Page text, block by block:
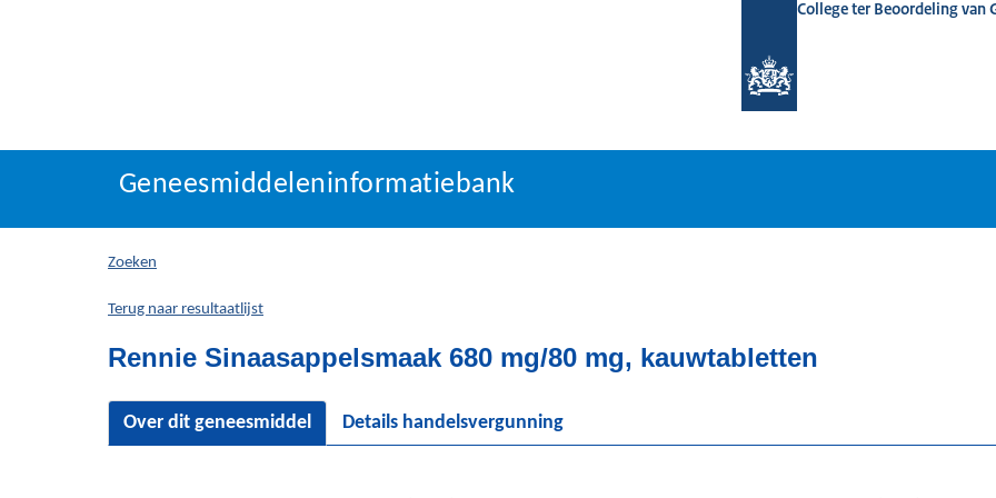
College ter Beoordeling van
Geneesmiddeleninformatiebank
U
hier:
Geneesmiddeleninformatiebank
Zoeken
Terug naar resultaatlijst
Rennie Sinaasappelsmaak 680 mg/80 mg, kauwtabletten
Over dit geneesmiddel Details handelsvergunning